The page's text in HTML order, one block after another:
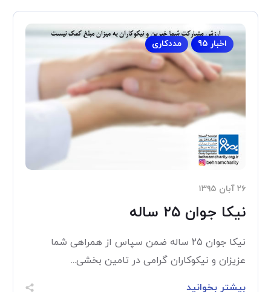
اخبار 95 مددکاری
۲۶ آبان ۱۳۹۵
نیکا جوان ۲۵ ساله
نیکا جوان ۲۵ ساله ضمن سپاس از همراهی شما
عزیزان و نیکوکاران گرامی در تامین بخشی...
بیشتر بخوانید